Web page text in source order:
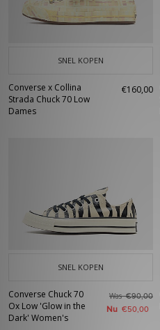
SNEL KOPEN
Converse x Collina
Strada Chuck 70 Low
Dames
€160,00
SNEL KOPEN
Converse Chuck 70
Ox Low 'Glow in the
Dark' Women's
Was€90,00
Nu €50,00